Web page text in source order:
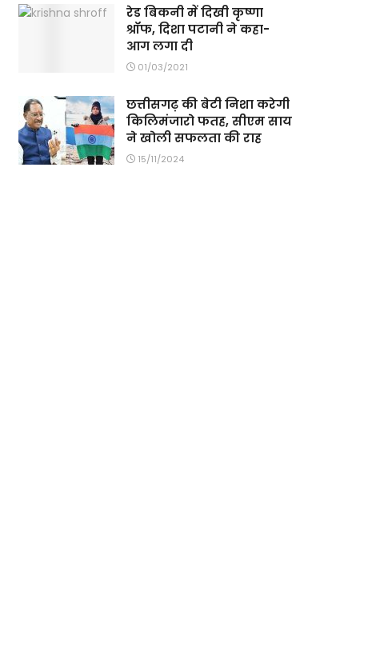
रेड बिकनी में दिखी कृष्णा
श्रॉफ, दिशा पटानी ने कहा-
आग लगा दी
01/03/2021
छत्तीसगढ़ की बेटी निशा करेगी
किलिमंजारो फतह, सीएम साय
ने खोली सफलता की राह
15/11/2024